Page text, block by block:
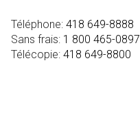
Téléphone: 418 649-8888
Sans frais: 1 800 465-0897
Télécopie: 418 649-8800